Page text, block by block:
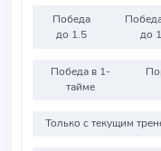
Победа
до 1.5
до
Победа в 1-
тайме
Только с текущим